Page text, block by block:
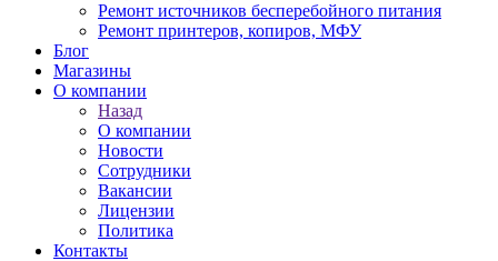
Ремонт источников бесперебойного питания
Ремонт принтеров, копиров, МФУ
Блог
Магазины
О компании
Назад
О компании
Новости
Сотрудники
Вакансии
Лицензии
Политика
Контакты